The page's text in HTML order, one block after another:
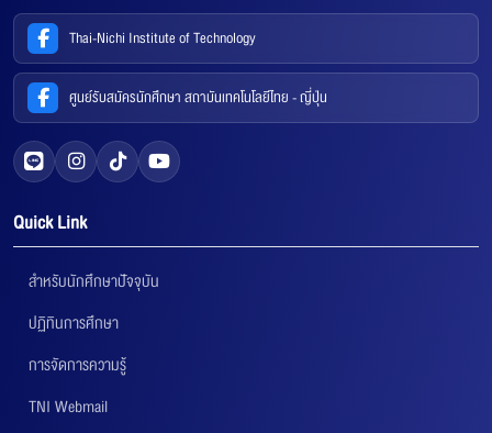
Thai-Nichi Institute of Technology
ศูนย์รับสมัครนักศึกษา สถาบันเทคโนโลยีไทย - ญี่ปุ่น
Quick Link
สำหรับนักศึกษาปัจจุบัน
ปฏิทินการศึกษา
การจัดการความรู้
TNI Webmail